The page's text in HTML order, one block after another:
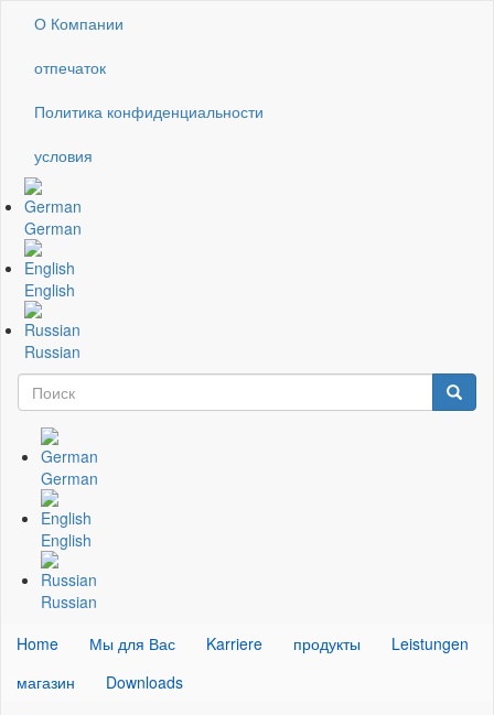
содержанию
Kopfzeile
О Компании
отпечаток
Политика конфиденциальности
условия
German
English
Russian
Suchformular
Поиск Поиск
German
English
Russian
Home
Мы для Вас Karriere продукты
Leistungen
магазин
Downloads